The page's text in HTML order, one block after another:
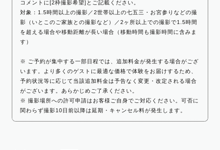
コメントに[2枠撮影希望]とご記載ください。
対象：1.5時間以上の撮影／2世帯以上の七五三・お宮参りなどの撮
影（いとこのご家族との撮影など）／2ヶ所以上での撮影で1.5時間
を超える場合や移動距離が長い場合（移動時間も撮影時間に含みま
す）
※ ご予約が集中する一部日程では、追加料金が発生する場合がござ
います。より多くのゲストに最適な価格で体験をお届けするため、
予約状況等に応じて当該追加料金は予告なく変更・改定される場合
がございます。あらかじめご了承ください。
※ 撮影場所への許可申請はお客様ご自身でご対応ください。可否に
関わらず撮影10日前以降は延期・キャンセル料が発生します。